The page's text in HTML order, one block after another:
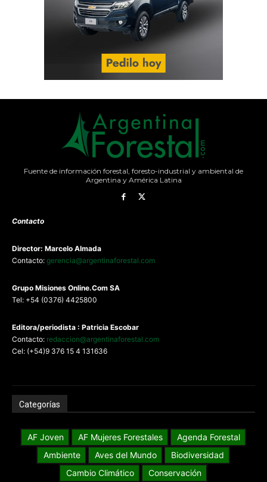
Fuente de información forestal, foresto-industrial y ambiental de
Argentina y América Latina
Contacto
Director: Marcelo Almada
Contacto: gerencia@argentinaforestal.com
Grupo Misiones Online.Com SA
Tel: +54 (0376) 4425800
Editora/periodista : Patricia Escobar
Contacto: redaccion@argentinaforestal.com
Cel: (+54)9 376 15 4 131636
Categorías
AF Joven AF Mujeres Forestales
Agenda Forestal
Ambiente
Aves del Mundo
Biodiversidad
Cambio Climático
Conservación